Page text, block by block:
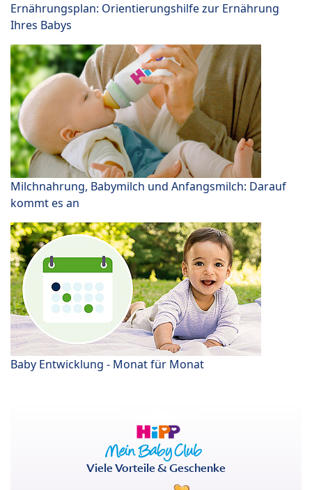
Ernährungsplan: Orientierungshilfe zur Ernährung
Ihres Babys
Milchnahrung, Babymilch und Anfangsmilch: Darauf
kommt es an
Baby Entwicklung - Monat für Monat
Viele Vorteile & Geschenke